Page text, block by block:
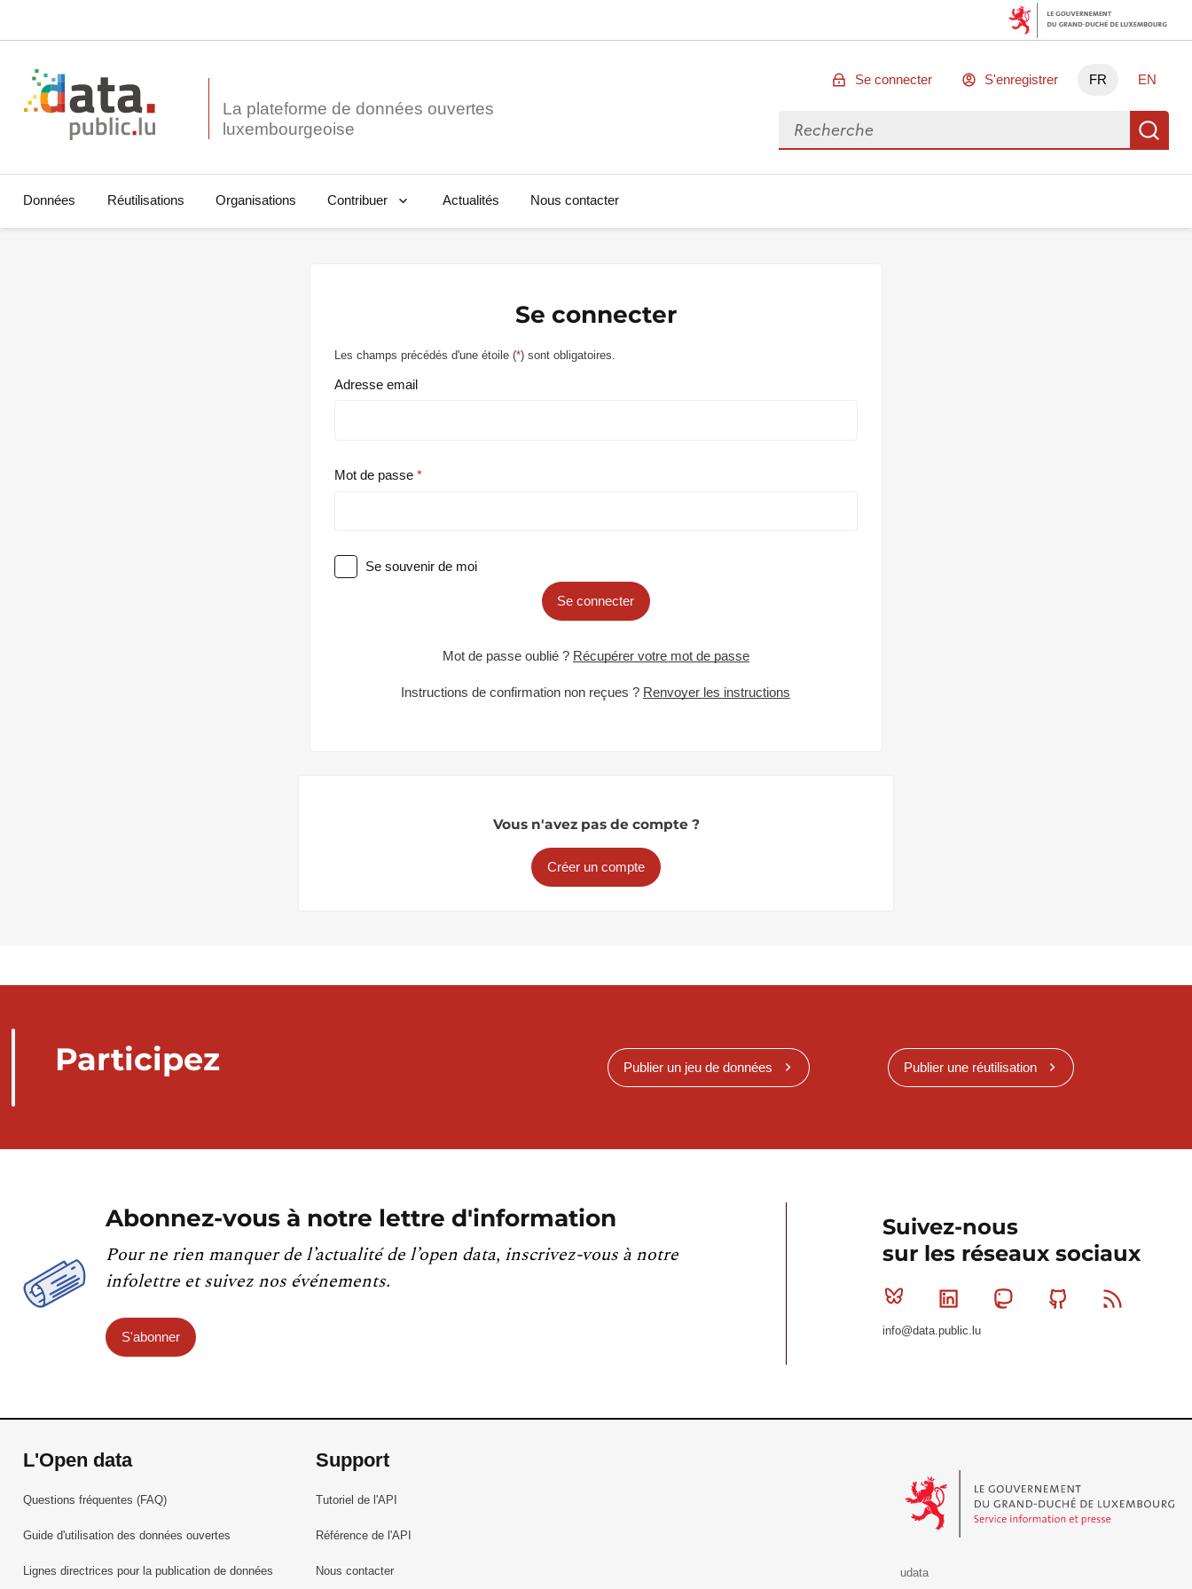
La plateforme de données ouvertes
Se connecter S'enregistrer FR EN
Rechercher des données
Données Réutilisations Organisations Contribuer Actualités Nous contacter
Se connecter
Les champs précédés d'une étoile (*) sont obligatoires.
Adresse email
Mot de passe
Se souvenir de moi
Se connecter
Mot de passe oublié ? Récupérer votre mot de passe
Instructions de confirmation non reçues ? Renvoyer les instructions
Vous n'avez pas de compte ?
Créer un compte
Participez Publier un jeu de données Publier une réutilisation
Abonnez-vous à notre lettre d'information
Pour ne rien manquer de l’actualité de l’open data, inscrivez-vous à notre
infolettre et suivez nos événements.
S'abonner
Suivez-nous
sur les réseaux sociaux
Bluesky Linkedin MastodonGithub
info@data.public.lu
L'Open data
Questions fréquentes (FAQ)
Guide d'utilisation des données ouvertes
Lignes directrices pour la publication de données
Support
Tutoriel de l'API
Référence de l'API
Nous contacter
udata